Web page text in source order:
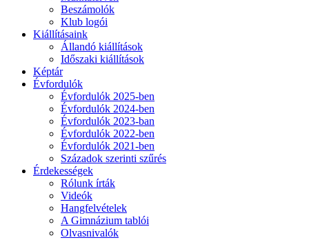
Beszámolók
Klub logói
Kiállításaink
Állandó kiállítások
Időszaki kiállítások
Képtár
Évfordulók
Évfordulók 2025-ben
Évfordulók 2024-ben
Évfordulók 2023-ban
Évfordulók 2022-ben
Évfordulók 2021-ben
Századok szerinti szűrés
Érdekességek
Rólunk írták
Videók
Hangfelvételek
A Gimnázium tablói
Olvasnivalók